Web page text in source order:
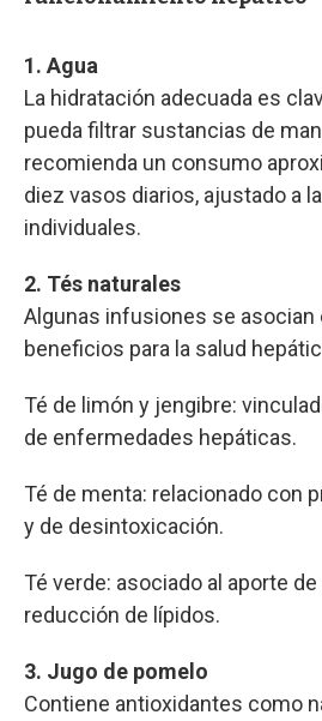
1. Agua
La hidratación adecuada es
pueda filtrar sustancias de
recomienda un consumo
diez vasos diarios, ajustado a
individuales.
2. Tés naturales
Algunas infusiones se asocian
beneficios para la salud
Té de limón y jengibre:
de enfermedades hepáticas.
Té de menta: relacionado con
y de desintoxicación.
Té verde: asociado al aporte
reducción de lípidos.
3. Jugo de pomelo
Contiene antioxidantes como